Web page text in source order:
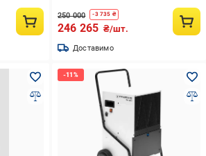
250 000 -3 735 ₴
246 265 ₴/шт.
Доставимо